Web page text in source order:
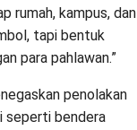
rumah, kampus, dan
tapi bentuk
para pahlawan.”
penolakan
seperti bendera